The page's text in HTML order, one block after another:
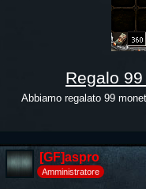
Regalo
Abbiamo regalato 99
[GF]aspro
Amministratore